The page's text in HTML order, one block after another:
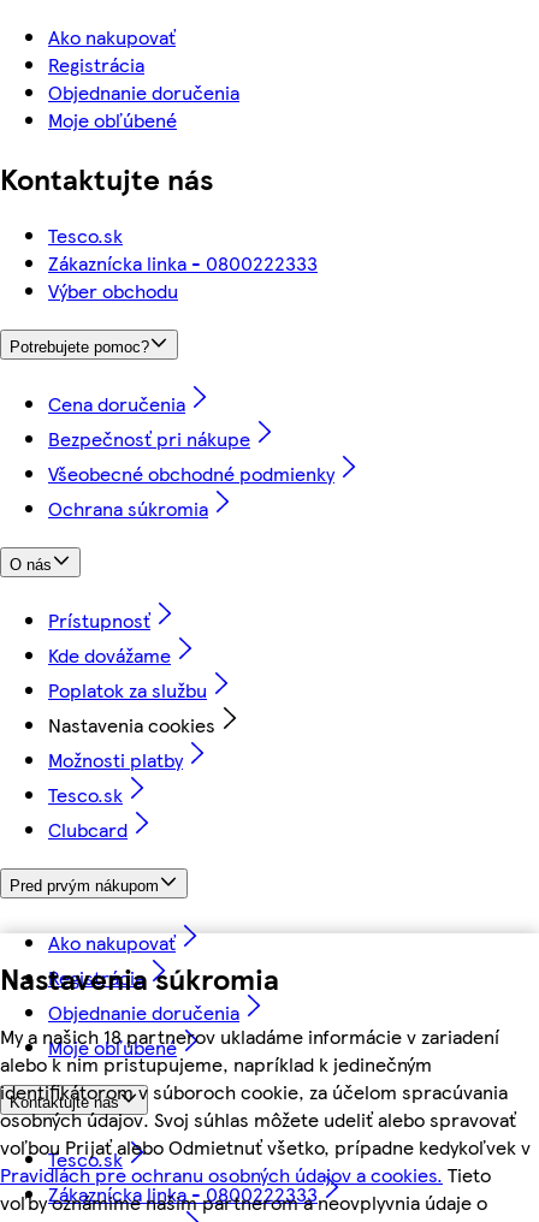
Nastavenia súkromia
My a našich 18 partnerov ukladáme informácie v zariadení
alebo k nim pristupujeme, napríklad k jedinečným
identifikátorom v súboroch cookie, za účelom spracúvania
osobných údajov. Svoj súhlas môžete udeliť alebo spravovať
voľbou Prijať alebo Odmietnuť všetko, prípadne kedykoľvek v
Pravidlách pre ochranu osobných údajov a cookies. Tieto
voľby oznámime našim partnerom a neovplyvnia údaje o
Ako nakupovať
Registrácia
Objednanie doručenia
Moje obľúbené
Kontaktujte nás
Tesco.sk
Zákaznícka linka - 0800222333
Výber obchodu
Potrebujete pomoc?
Cena doručenia
Bezpečnosť pri nákupe
Všeobecné obchodné podmienky
Ochrana súkromia
O nás
Prístupnosť
Kde dovážame
Poplatok za službu
Nastavenia cookies
Možnosti platby
Tesco.sk
Clubcard
Pred prvým nákupom
Ako nakupovať
Registrácia
Objednanie doručenia
Moje obľúbené
Kontaktujte nás
Tesco.sk
Zákaznícka linka - 0800222333